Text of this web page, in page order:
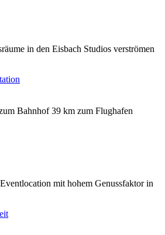
in den Eisbach Studios verströmen
Bahnhof39 km zum Flughafen
mit hohem Genussfaktor in